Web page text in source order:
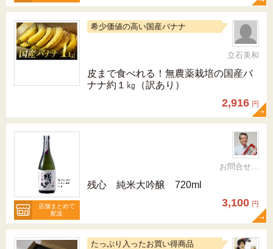
希少価値の高い国産バナナ
立石美和
皮まで食べれる！無農薬栽培の国産バ
ナナ約１㎏（訳あり）
2,916 円
店舗まとめて
配送
お問合せ先092-321-1597
残心 純米大吟醸 720ml
3,100 円
たっぷり入ったお買い得商品